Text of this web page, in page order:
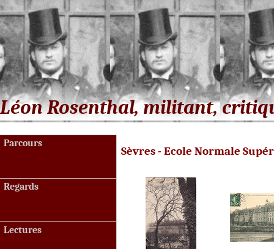
Léon Rosenthal, militant,
Sèvres - Ecole Normale
Parcours
Regards
Lectures